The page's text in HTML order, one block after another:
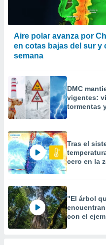
Aire polar avanza por
en cotas bajas del sur y
semana
DMC
vigentes:
tormentas
Tras el
cero en la
"El árbol
con el